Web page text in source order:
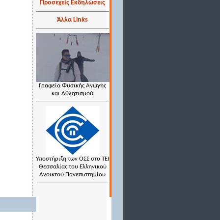
Προσεχείς Εκδηλώσεις
Άλλα Links
Γραφείο Φυσικής Αγωγής
και Αθλητισμού
Υποστήριξη των ΟΣΣ στο ΤΕΙ
Θεσσαλίας του Ελληνικού
Ανοικτού Πανεπιστημίου